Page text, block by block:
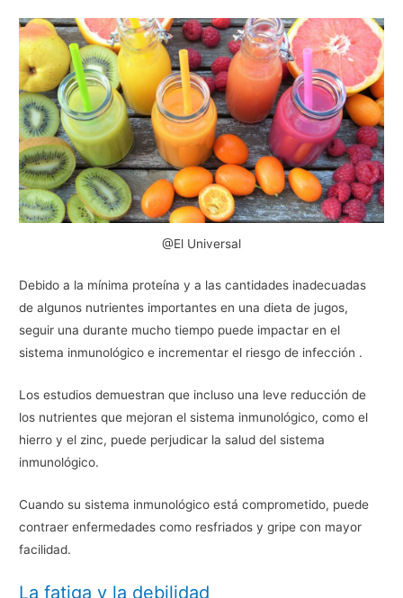
@El Universal
Debido a la mínima proteína y a las cantidades inadecuadas
de algunos nutrientes importantes en una dieta de jugos,
seguir una durante mucho tiempo puede impactar en el
sistema inmunológico e incrementar el riesgo de infección .
Los estudios demuestran que incluso una leve reducción de
los nutrientes que mejoran el sistema inmunológico, como el
hierro y el zinc, puede perjudicar la salud del sistema
inmunológico.
Cuando su sistema inmunológico está comprometido, puede
contraer enfermedades como resfriados y gripe con mayor
facilidad.
La fatiga y la debilidad